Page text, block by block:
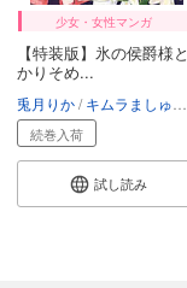
少女・女性マンガ
【特装版】氷の侯爵様と
かりそめ...
兎月りか キムラましゅろう
続巻入荷
試し読み